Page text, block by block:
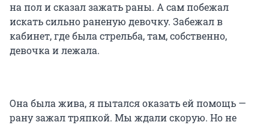
на пол и сказал зажать раны. А сам побежал
искать сильно раненую девочку. Забежал в
кабинет, где была стрельба, там, собственно,
девочка и лежала.
Она была жива, я пытался оказать ей помощь —
рану зажал тряпкой. Мы ждали скорую. Но не